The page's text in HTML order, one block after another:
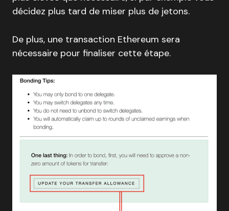
décidez plus tard de miser plus de jetons.
De plus, une transaction Ethereum sera
nécessaire pour finaliser cette étape.